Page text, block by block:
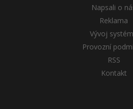
Napsali o
Reklama
Vývoj
Provozní
RSS
Kontakt